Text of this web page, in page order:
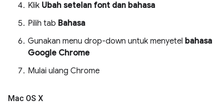
Klik Ubah setelan font dan bahasa
Pilih tab Bahasa
Gunakan menu drop-down untuk menyetel bahasa
Google Chrome
Mulai ulang Chrome
Mac OS X